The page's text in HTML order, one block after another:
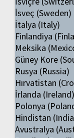
İsveç (Sweden)
İtalya (Italy)
Finlandiya
Meksika
Güney Kore
Rusya (Russia)
Hırvatistan
İrlanda (Ireland)
Polonya
Hindistan
Avustralya